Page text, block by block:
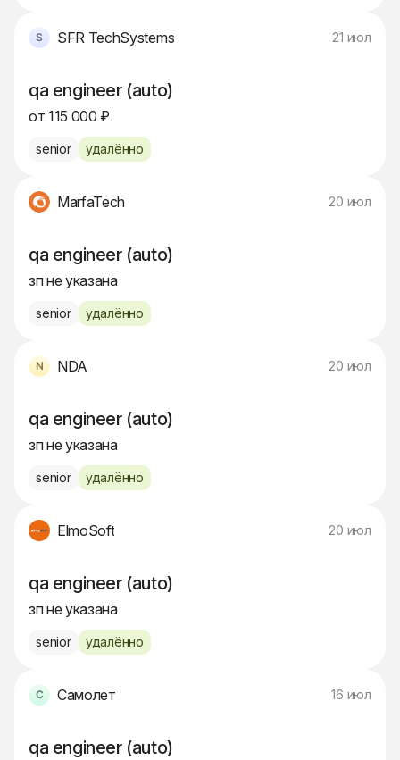
SFR TechSystems 21 июл
qa engineer (auto)
от 115 000 ₽
senior удалённо
MarfaTech 20 июл
qa engineer (auto)
зп не указана
senior удалённо
NDA 20 июл
qa engineer (auto)
зп не указана
senior удалённо
ElmoSoft 20 июл
qa engineer (auto)
зп не указана
senior удалённо
Самолет 16 июл
qa engineer (auto)